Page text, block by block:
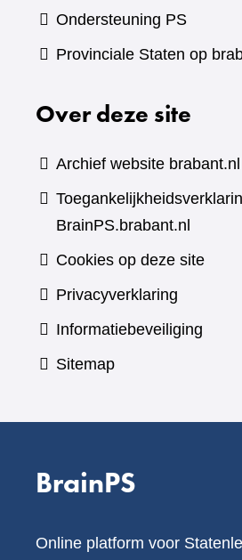
Ondersteuning PS
Provinciale Staten op
Over deze site
Archief website brabant.nl
BrainPS.brabant.nl
Cookies op deze site
Privacyverklaring
Informatiebeveiliging
Sitemap
BrainPS
Online platform voor